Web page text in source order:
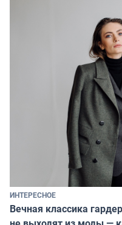
ИНТЕРЕСНОЕ
Вечная классика